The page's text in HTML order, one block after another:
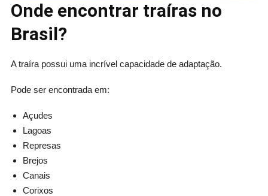
Onde encontrar traíras no
Brasil?
A traíra possui uma incrível capacidade de adaptação.
Pode ser encontrada em:
Açudes
Lagoas
Represas
Brejos
Canais
Corixos